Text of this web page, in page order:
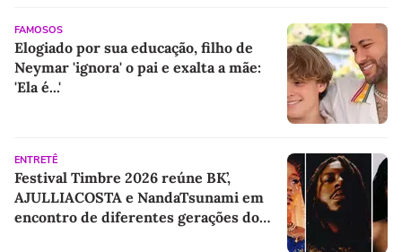
FAMOSOS
Elogiado por sua educação, filho de
Neymar 'ignora' o pai e exalta a mãe:
'Ela é...'
ENTRETÊ
Festival Timbre 2026 reúne BK’,
AJULLIACOSTA e NandaTsunami em
encontro de diferentes gerações do